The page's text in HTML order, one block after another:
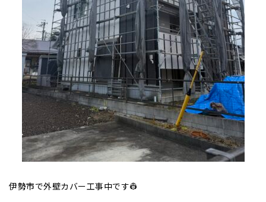
伊勢市で外壁カバー工事中です👷